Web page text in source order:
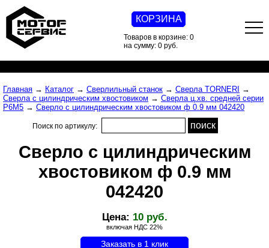
КОРЗИНА
Товаров в корзине: 0
на сумму: 0 руб.
Главная → Каталог → Сверлильный станок → Сверла TORNERI
→
Сверла с цилиндрическим хвостовиком → Сверла ц.хв. средней серии
Р6М5 → Сверло с цилиндрическим хвостовиком ф 0.9 мм 042420
Поиск по артикулу:
Сверло с цилиндрическим
хвостовиком ф 0.9 мм
042420
Цена: 10 руб.
включая НДС 22%
Заказать в 1 клик